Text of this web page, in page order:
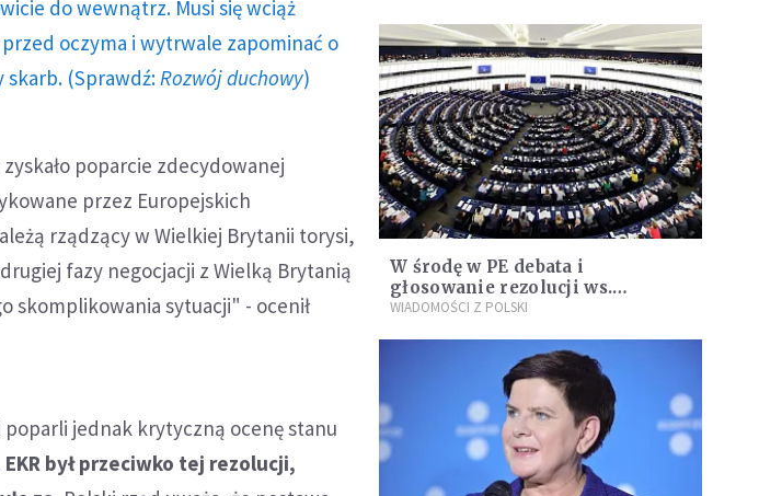
do wewnątrz. Musi się wciąż
oczyma i wytrwale zapominać o
skarb. (Sprawdź: Rozwój duchowy)
poparcie zdecydowanej
przez Europejskich
rządzący w Wielkiej Brytanii torysi,
fazy negocjacji z Wielką Brytanią
skomplikowania sytuacji" - ocenił
poparli jednak krytyczną ocenę stanu
EKR był przeciwko tej rezolucji,
W środę w PE debata i
głosowanie rezolucji ws.
praworządności w Polsce
WIADOMOŚCI Z POLSKI